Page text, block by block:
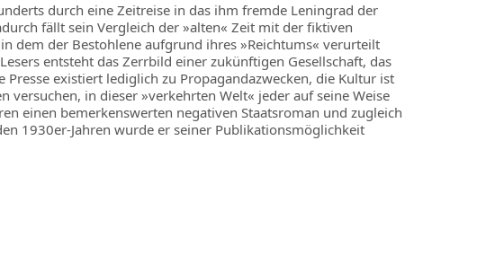
durch eine Zeitreise in das ihm fremde Leningrad der
fällt sein Vergleich der »alten« Zeit mit der fiktiven
dem der Bestohlene aufgrund ihres »Reichtums« verurteilt
entsteht das Zerrbild einer zukünftigen Gesellschaft, das
existiert lediglich zu Propagandazwecken, die Kultur ist
in dieser »verkehrten Welt« jeder auf seine Weise
einen bemerkenswerten negativen Staatsroman und zugleich
1930er-Jahren wurde er seiner Publikationsmöglichkeit